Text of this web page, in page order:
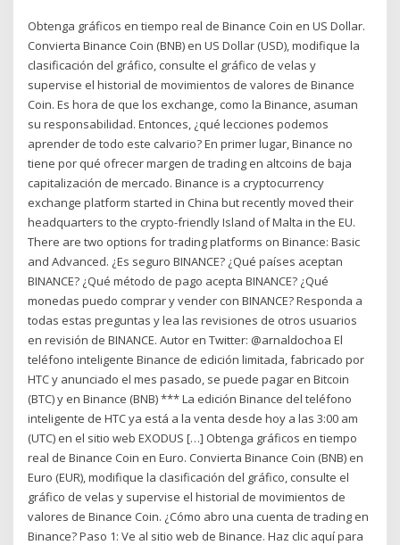
Obtenga gráficos en tiempo real de Binance Coin en US Dollar.
Convierta Binance Coin (BNB) en US Dollar (USD), modifique la
clasificación del gráfico, consulte el gráfico de velas y
supervise el historial de movimientos de valores de Binance
Coin. Es hora de que los exchange, como la Binance, asuman
su responsabilidad. Entonces, ¿qué lecciones podemos
aprender de todo este calvario? En primer lugar, Binance no
tiene por qué ofrecer margen de trading en altcoins de baja
capitalización de mercado. Binance is a cryptocurrency
exchange platform started in China but recently moved their
headquarters to the crypto-friendly Island of Malta in the EU.
There are two options for trading platforms on Binance: Basic
and Advanced. ¿Es seguro BINANCE? ¿Qué países aceptan
BINANCE? ¿Qué método de pago acepta BINANCE? ¿Qué
monedas puedo comprar y vender con BINANCE? Responda a
todas estas preguntas y lea las revisiones de otros usuarios
en revisión de BINANCE. Autor en Twitter: @arnaldochoa El
teléfono inteligente Binance de edición limitada, fabricado por
HTC y anunciado el mes pasado, se puede pagar en Bitcoin
(BTC) y en Binance (BNB) *** La edición Binance del teléfono
inteligente de HTC ya está a la venta desde hoy a las 3:00 am
(UTC) en el sitio web EXODUS […] Obtenga gráficos en tiempo
real de Binance Coin en Euro. Convierta Binance Coin (BNB) en
Euro (EUR), modifique la clasificación del gráfico, consulte el
gráfico de velas y supervise el historial de movimientos de
valores de Binance Coin. ¿Cómo abro una cuenta de trading en
Binance? Paso 1: Ve al sitio web de Binance. Haz clic aquí para